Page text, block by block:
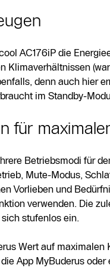
AC176iP die
Klimaverhältnissen
denn auch hier
im Standby-
für
Betriebsmodi für
Mute-Modus,
Vorlieben und
verwenden. Die
stufenlos ein.
Wert auf
App MyBuderus